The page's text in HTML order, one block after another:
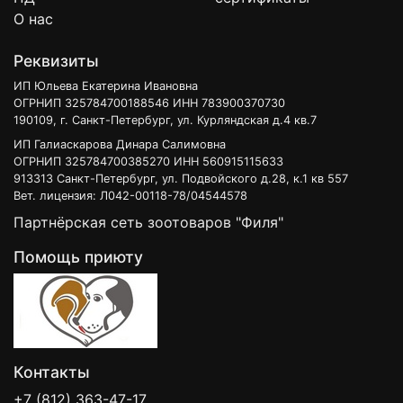
О нас
Реквизиты
ИП Юльева Екатерина Ивановна
ОГРНИП 325784700188546 ИНН 783900370730
190109, г. Санкт-Петербург, ул. Курляндская д.4 кв.7
ИП Галиаскарова Динара Салимовна
ОГРНИП 325784700385270 ИНН 560915115633
913313 Санкт-Петербург, ул. Подвойского д.28, к.1 кв 557
Вет. лицензия: Л042-00118-78/04544578
Партнёрская сеть зоотоваров "Филя"
Помощь приюту
Контакты